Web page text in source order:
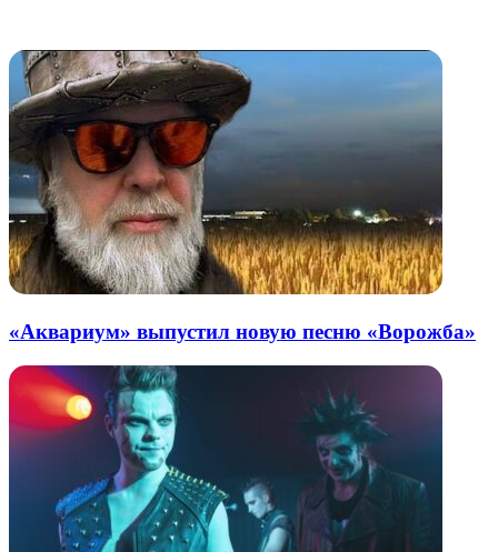
«Аквариум» выпустил новую песню «Ворожба»